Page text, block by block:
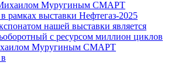
Муругиным СМАРТ